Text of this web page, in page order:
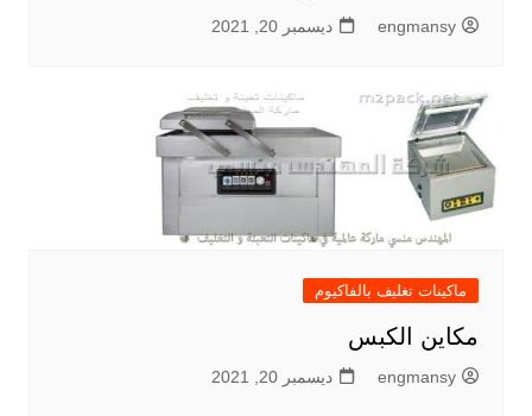
engmansy ديسمبر 20, 2021
ماكينات تغليف بالفاكيوم
مكاين الكبس
engmansy ديسمبر 20, 2021